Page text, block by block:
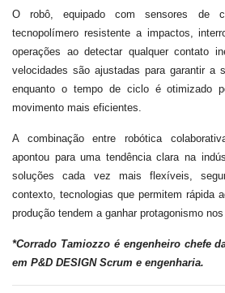
O robô, equipado com sensores de
tecnopolímero resistente a impactos,
operações ao detectar qualquer contato
velocidades são ajustadas para garantir a
enquanto o tempo de ciclo é otimizado
movimento mais eficientes.
A combinação entre robótica
apontou para uma tendência clara na
soluções cada vez mais flexíveis,
contexto, tecnologias que permitem rápida
produção tendem a ganhar protagonismo
*Corrado Tamiozzo é engenheiro chefe
em P&D DESIGN Scrum e engenharia.